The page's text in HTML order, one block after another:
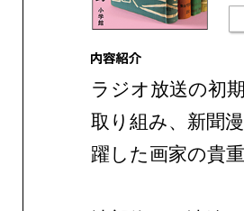
ラジオ放送の初
取り組み、新聞
躍した画家の貴